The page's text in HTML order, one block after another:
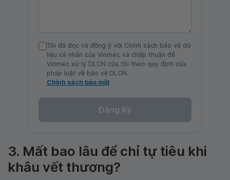
Tôi đã đọc và đồng ý với Chính sách bảo vệ dữ
liệu cá nhân của Vinmec và chấp thuận để
Vinmec xử lý DLCN của tôi theo quy định của
pháp luật về bảo vệ DLCN.
Chính sách bảo mật
Đăng Ký
3. Mất bao lâu để chỉ tự tiêu khi
khâu vết thương?